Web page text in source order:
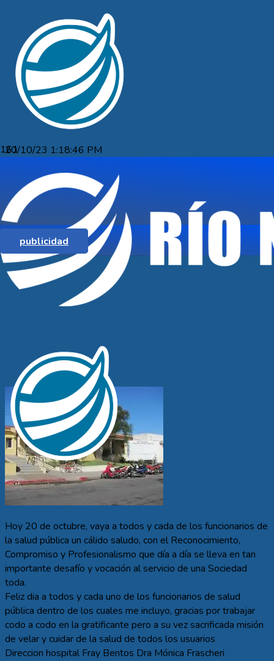
publicidad
20/10/23 1:18:46 PM
SALUDO DESDE LA DIRECCIÓN DEL
HOSPITAL FRAY BENTOS A LOS
FUNCIONARIOS DE LA SALUD
PÚBLICA EN SU DÍA
Hoy 20 de octubre, vaya a todos y cada de los funcionarios de
la salud pública un cálido saludo, con el Reconocimiento,
Compromiso y Profesionalismo que día a día se lleva en tan
importante desafío y vocación al servicio de una Sociedad
toda.
Feliz dia a todos y cada uno de los funcionarios de salud
pública dentro de los cuales me incluyo, gracias por trabajar
codo a codo en la gratificante pero a su vez sacrificada misión
de velar y cuidar de la salud de todos los usuarios
Direccion hospital Fray Bentos Dra Mónica Frascheri